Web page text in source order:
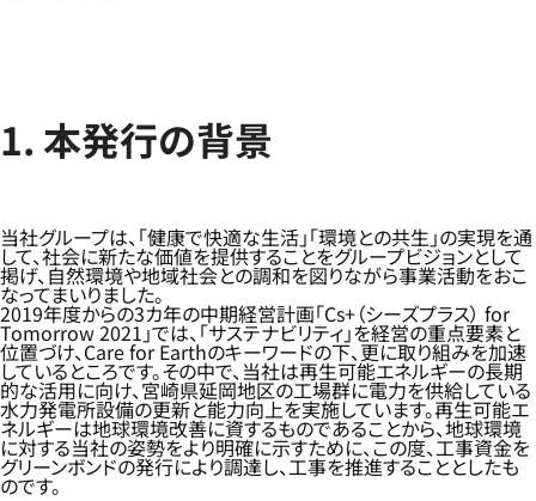
1. 本発行の背景
当社グループは、「健康で快適な生活」「環境との共生」の実現を通
して、社会に新たな価値を提供することをグループビジョンとして
掲げ、自然環境や地域社会との調和を図りながら事業活動をおこ
なってまいりました。
2019年度からの3カ年の中期経営計画「Cs+（シーズプラス） for
Tomorrow 2021」では、「サステナビリティ」を経営の重点要素と
位置づけ、Care for Earthのキーワードの下、更に取り組みを加速
しているところです。その中で、当社は再生可能エネルギーの長期
的な活用に向け、宮崎県延岡地区の工場群に電力を供給している
水力発電所設備の更新と能力向上を実施しています。再生可能エ
ネルギーは地球環境改善に資するものであることから、地球環境
に対する当社の姿勢をより明確に示すために、この度、工事資金を
グリーンボンドの発行により調達し、工事を推進することとしたも
のです。